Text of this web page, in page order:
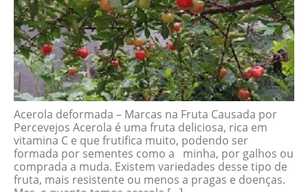
Acerola deformada – Marcas na Fruta Causada por
Percevejos Acerola é uma fruta deliciosa, rica em
vitamina C e que frutifica muito, podendo ser
formada por sementes como a minha, por galhos ou
comprada a muda. Existem variedades desse tipo de
fruta, mais resistente ou menos a pragas e doenças.